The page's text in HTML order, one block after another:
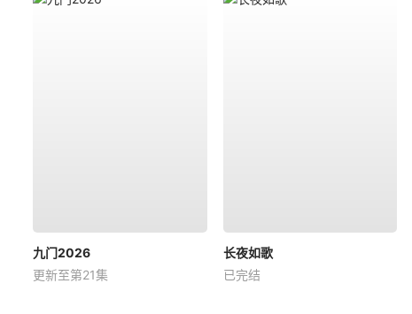
九门2026
更新至第21集
长夜如歌
已完结